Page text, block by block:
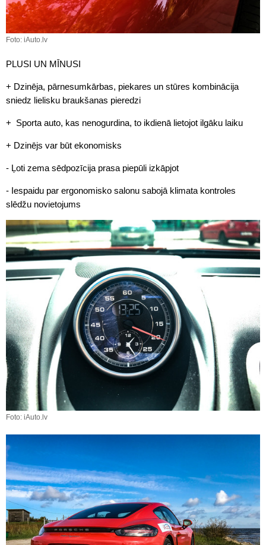
Foto: iAuto.lv
PLUSI UN MĪNUSI
+ Dzinēja, pārnesumkārbas, piekares un stūres kombinācija
sniedz lielisku braukšanas pieredzi
+ Sporta auto, kas nenogurdina, to ikdienā lietojot ilgāku laiku
+ Dzinējs var būt ekonomisks
- Ļoti zema sēdpozīcija prasa piepūli izkāpjot
- Iespaidu par ergonomisko salonu sabojā klimata kontroles
slēdžu novietojums
Foto: iAuto.lv